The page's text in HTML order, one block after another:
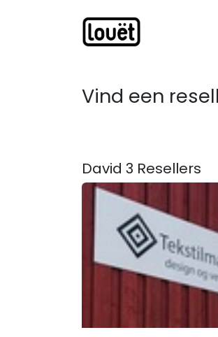
Vind een
David 3 Resellers